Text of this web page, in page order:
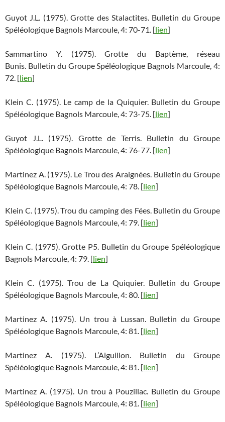
Guyot J.L. (1975). Grotte des Stalactites. Bulletin du Groupe
Spéléologique Bagnols Marcoule, 4: 70-71. [lien]
Sammartino Y. (1975). Grotte du Baptème, réseau
Bunis. Bulletin du Groupe Spéléologique Bagnols Marcoule, 4:
72. [lien]
Klein C. (1975). Le camp de la Quiquier. Bulletin du Groupe
Spéléologique Bagnols Marcoule, 4: 73-75. [lien]
Guyot J.L. (1975). Grotte de Terris. Bulletin du Groupe
Spéléologique Bagnols Marcoule, 4: 76-77. [lien]
Martinez A. (1975). Le Trou des Araignées. Bulletin du Groupe
Spéléologique Bagnols Marcoule, 4: 78. [lien]
Klein C. (1975). Trou du camping des Fées. Bulletin du Groupe
Spéléologique Bagnols Marcoule, 4: 79. [lien]
Klein C. (1975). Grotte P5. Bulletin du Groupe Spéléologique
Bagnols Marcoule, 4: 79. [lien]
Klein C. (1975). Trou de La Quiquier. Bulletin du Groupe
Spéléologique Bagnols Marcoule, 4: 80. [lien]
Martinez A. (1975). Un trou à Lussan. Bulletin du Groupe
Spéléologique Bagnols Marcoule, 4: 81. [lien]
Martinez A. (1975). L’Aiguillon. Bulletin du Groupe
Spéléologique Bagnols Marcoule, 4: 81. [lien]
Martinez A. (1975). Un trou à Pouzillac. Bulletin du Groupe
Spéléologique Bagnols Marcoule, 4: 81. [lien]